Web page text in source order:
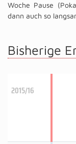
Woche Pause
dann auch so
Bisherige
2015/16